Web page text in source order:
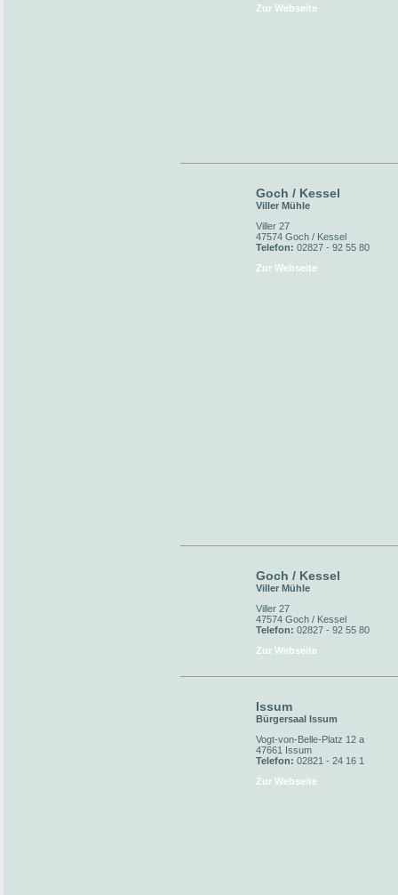
Zur Webseite
Goch / Kessel
Viller Mühle
Viller 27
47574 Goch / Kessel
Telefon: 02827 - 92 55 80
Zur Webseite
Goch / Kessel
Viller Mühle
Viller 27
47574 Goch / Kessel
Telefon: 02827 - 92 55 80
Zur Webseite
Issum
Bürgersaal Issum
Vogt-von-Belle-Platz 12 a
47661 Issum
Telefon: 02821 - 24 16 1
Zur Webseite